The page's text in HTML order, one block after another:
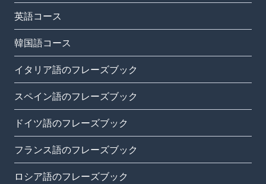
英語コース
韓国語コース
イタリア語のフレーズブック
スペイン語のフレーズブック
ドイツ語のフレーズブック
フランス語のフレーズブック
ロシア語のフレーズブック